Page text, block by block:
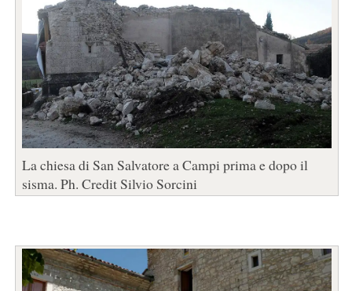
La chiesa di San Salvatore a Campi prima e dopo il
sisma. Ph. Credit Silvio Sorcini